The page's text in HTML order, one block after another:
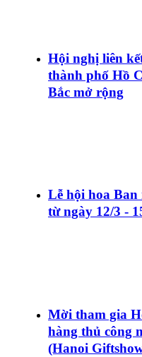
Hội nghị liên
thành phố Hồ
Bắc mở rộng
Lễ hội hoa Ban
từ ngày 12/3 -
Mời tham gia
hàng thủ công
(Hanoi